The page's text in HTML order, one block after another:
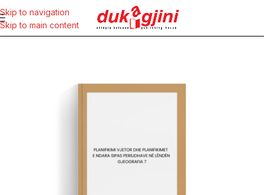
Skip to navigation
Skip to main content